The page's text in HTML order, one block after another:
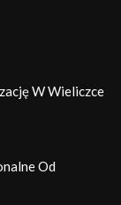
W Wieliczce
Od